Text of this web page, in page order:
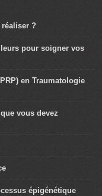
?
pour soigner vos
en Traumatologie
vous devez
épigénétique